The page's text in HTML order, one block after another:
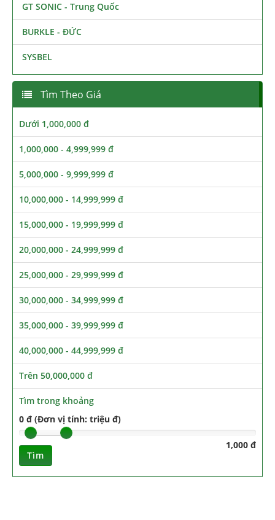
GT SONIC - Trung Quốc
BURKLE - ĐỨC
SYSBEL
Tìm Theo Giá
Dưới 1,000,000 đ
1,000,000 - 4,999,999 đ
5,000,000 - 9,999,999 đ
10,000,000 - 14,999,999 đ
15,000,000 - 19,999,999 đ
20,000,000 - 24,999,999 đ
25,000,000 - 29,999,999 đ
30,000,000 - 34,999,999 đ
35,000,000 - 39,999,999 đ
40,000,000 - 44,999,999 đ
Trên 50,000,000 đ
Tìm trong khoảng
0 đ (Đơn vị tính: triệu đ)
1,000 đ
Tìm